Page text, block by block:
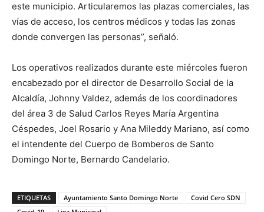
este municipio. Articularemos las plazas comerciales, las
vías de acceso, los centros médicos y todas las zonas
donde convergen las personas”, señaló.
Los operativos realizados durante este miércoles fueron
encabezado por el director de Desarrollo Social de la
Alcaldía, Johnny Valdez, además de los coordinadores
del área 3 de Salud Carlos Reyes María Argentina
Céspedes, Joel Rosario y Ana Mileddy Mariano, así como
el intendente del Cuerpo de Bomberos de Santo
Domingo Norte, Bernardo Candelario.
ETIQUETAS Ayuntamiento Santo Domingo Norte
Covid Cero SDN